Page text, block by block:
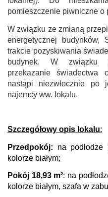
pomieszczenie piwniczne o
W związku ze zmianą
energetycznej budynków,
trakcie pozyskiwania
budynek. W związku
przekazanie świadectwa
nastąpi niezwłocznie po
najemcy ww. lokalu.
Szczegółowy opis lokalu:
Przedpokój: na podłodze
kolorze białym;
Pokój 18,93 m²: na
kolorze białym, szafa w